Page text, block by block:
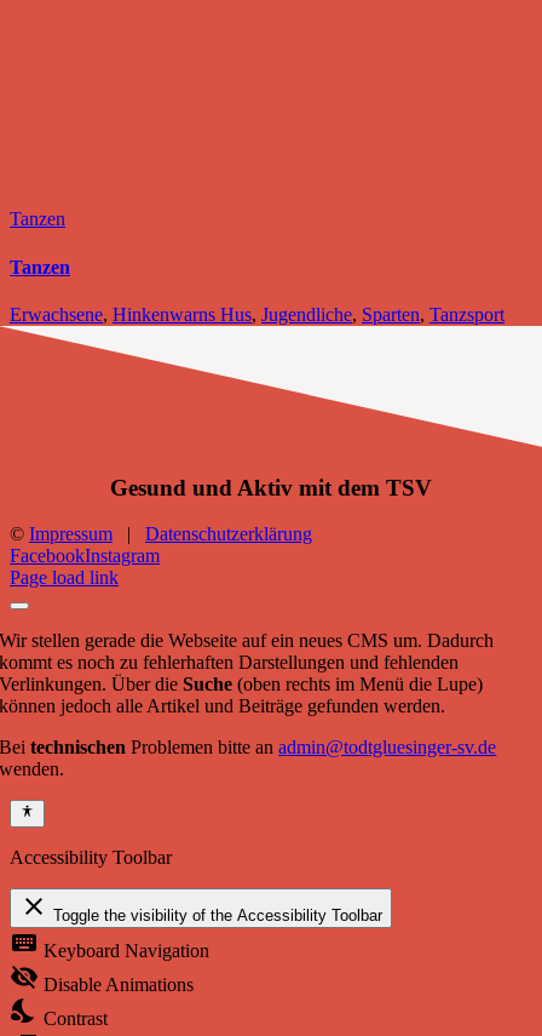
Tanzen
Tanzen
Erwachsene, Hinkenwarns Hus, Jugendliche, Sparten, Tanzsport
Gesund und Aktiv mit dem TSV
© Impressum | Datenschutzerklärung
FacebookInstagram
Page load link
Wir stellen gerade die Webseite auf ein neues CMS um. Dadurch
kommt es noch zu fehlerhaften Darstellungen und fehlenden
Verlinkungen. Über dieSuche (oben rechts im Menü die Lupe)
können jedoch alle Artikel und Beiträge gefunden werden.
Beitechnischen Problemen bitte anadmin@todtgluesinger-sv.de
wenden.
Accessibility Toolbar
close Toggle the visibility of the Accessibility Toolbar
keyboard Keyboard Navigation
visibility_off Disable Animations
nights_stay Contrast